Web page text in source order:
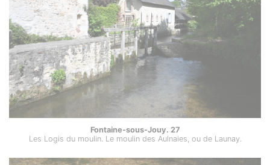
Fontaine-sous-Jouy. 27
Les Logis du moulin. Le moulin des Aulnaies, ou de Launay.